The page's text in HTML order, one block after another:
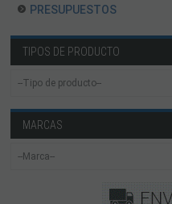
PRESUPUESTOS
TIPOS DE PRODUCTO
MARCAS